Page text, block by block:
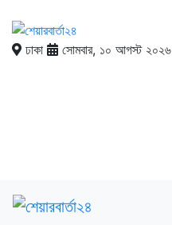
ঢাকা সোমবার, ১০ আগস্ট ২০২৬